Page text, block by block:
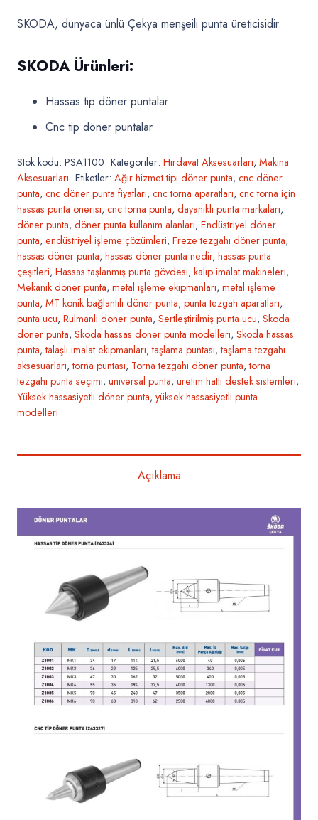
SKODA, dünyaca ünlü Çekya menşeili punta üreticisidir.
SKODA Ürünleri:
Hassas tip döner puntalar
Cnc tip döner puntalar
Stok kodu: PSA1100 Kategoriler: Hırdavat Aksesuarları, Makina
Aksesuarları Etiketler: Ağır hizmet tipi döner punta, cnc döner
punta, cnc döner punta fiyatları, cnc torna aparatları, cnc torna için
hassas punta önerisi, cnc torna punta, dayanıklı punta markaları,
döner punta, döner punta kullanım alanları, Endüstriyel döner
punta, endüstriyel işleme çözümleri, Freze tezgahı döner punta,
hassas döner punta, hassas döner punta nedir, hassas punta
çeşitleri, Hassas taşlanmış punta gövdesi, kalıp imalat makineleri,
Mekanik döner punta, metal işleme ekipmanları, metal işleme
punta, MT konik bağlantılı döner punta, punta tezgah aparatları,
punta ucu, Rulmanlı döner punta, Sertleştirilmiş punta ucu, Skoda
döner punta, Skoda hassas döner punta modelleri, Skoda hassas
punta,talaşlı imalat ekipmanları,taşlama puntası,taşlama tezgahı
aksesuarları,torna puntası, Torna tezgahı döner punta,torna
tezgahı punta seçimi, üniversal punta, üretim hattı destek sistemleri,
Yüksek hassasiyetli döner punta, yüksek hassasiyetli punta
modelleri
Açıklama